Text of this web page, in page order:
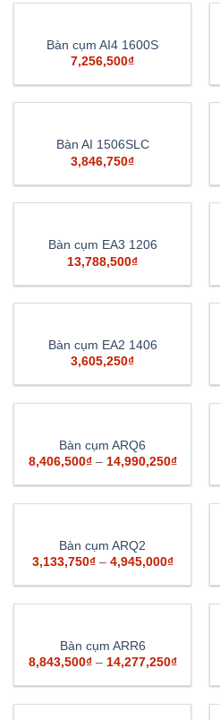
Bàn cụm AI4 1600S
7,256,500₫
Bàn AI 1506SLC
3,846,750₫
Bàn cụm EA3 1206
13,788,500₫
Bàn cụm EA2 1406
3,605,250₫
Bàn cụm ARQ6
8,406,500₫– 14,990,250₫
Bàn cụm ARQ2
3,133,750₫– 4,945,000₫
Bàn cụm ARR6
8,843,500₫– 14,277,250₫